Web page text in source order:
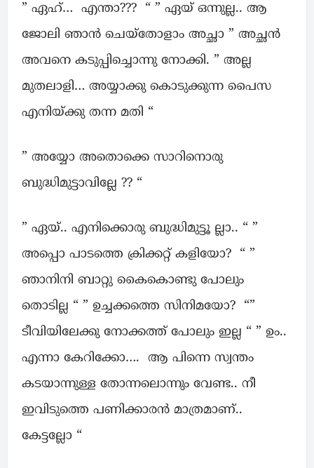
” ഏഹ്… എന്താ??? “ ” ഏയ്‌ ഒന്നുല്ല.. ആ
ജോലി ഞാൻ ചെയ്തോളാം അച്ഛാ ” അച്ഛൻ
അവനെ കടുപ്പിച്ചൊന്നു നോക്കി. ” അല്ല
മുതലാളി… അയ്യാക്കു കൊടുക്കുന്ന പൈസ
എനിയ്ക്കു തന്ന മതി “
” അയ്യോ അതൊക്കെ സാറിനൊരു
ബുദ്ധിമുട്ടാവില്ലേ ?? “
” ഏയ്‌.. എനിക്കൊരു ബുദ്ധിമുട്ടൂ ല്ലാ.. “ ”
അപ്പൊ പാടത്തെ ക്രിക്കറ്റ്‌ കളിയോ? “ ”
ഞാനിനി ബാറ്റു കൈകൊണ്ടു പോലും
തൊടില്ല “ ” ഉച്ചക്കത്തെ സിനിമയോ? “”
ടീവിയിലേക്കു നോക്കത്ത് പോലും ഇല്ല “ ” ഉം..
എന്നാ കേറിക്കോ…. ആ പിന്നെ സ്വന്തം
കടയാന്നുള്ള തോന്നലൊന്നും വേണ്ട.. നീ
ഇവിടുത്തെ പണിക്കാരൻ മാത്രമാണ്..
കേട്ടല്ലോ “